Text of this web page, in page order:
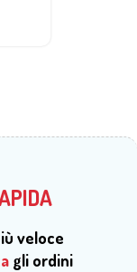
veloce
gli ordini